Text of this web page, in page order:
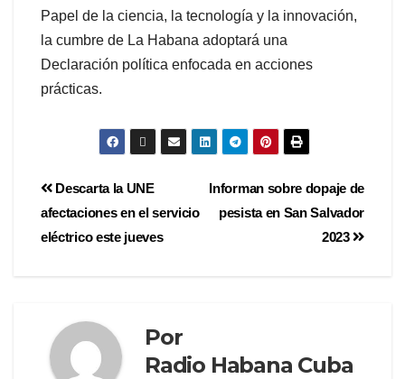
Papel de la ciencia, la tecnología y la innovación,
la cumbre de La Habana adoptará una
Declaración política enfocada en acciones
prácticas.
Informan sobre dopaje de
pesista en San Salvador
2023
Descarta la UNE
afectaciones en el servicio
eléctrico este jueves
Por
Radio Habana Cuba